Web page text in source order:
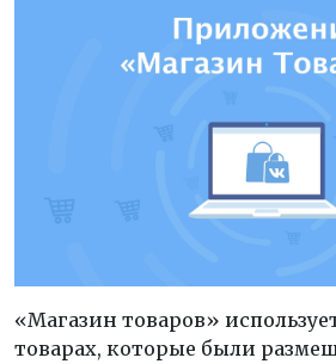
«Магазин товаров»
товарах, которые были